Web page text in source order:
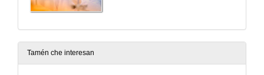
Tamén che interesan